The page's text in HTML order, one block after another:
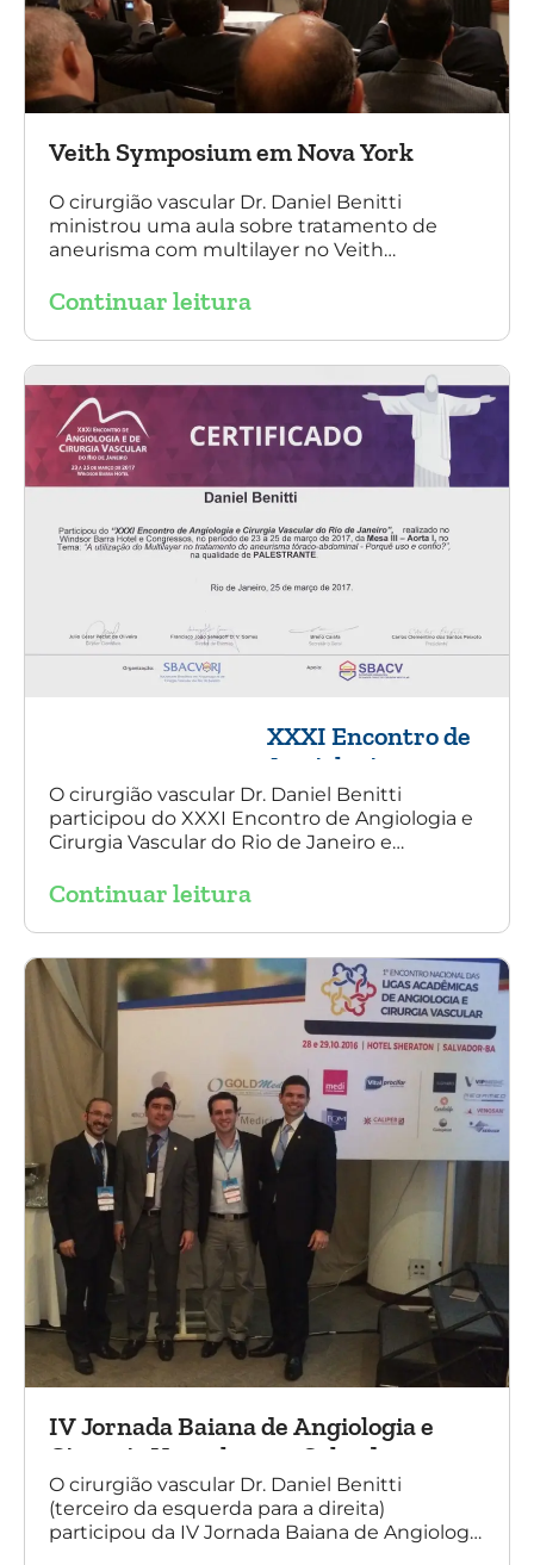
Veith Symposium em Nova York
O cirurgião vascular Dr. Daniel Benitti
ministrou uma aula sobre tratamento de
aneurisma com multilayer no Veith
Continuar leitura
XXXI Encontro de
Angiologia e
Cirurgia Vascular
do Rio de Janeiro
O cirurgião vascular Dr. Daniel Benitti
participou do XXXI Encontro de Angiologia e
Cirurgia Vascular do Rio de Janeiro e
multilayer no tratamento de aneurisma
Continuar leitura
IV Jornada Baiana de Angiologia e
Cirurgia Vascular, em Salvador
O cirurgião vascular Dr. Daniel Benitti
(terceiro da esquerda para a direita)
participou da IV Jornada Baiana de Angiologia